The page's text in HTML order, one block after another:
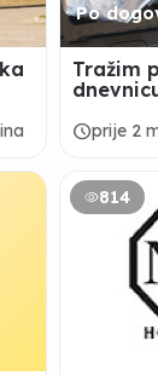
Po
Tražim
scheduleprije 2
814